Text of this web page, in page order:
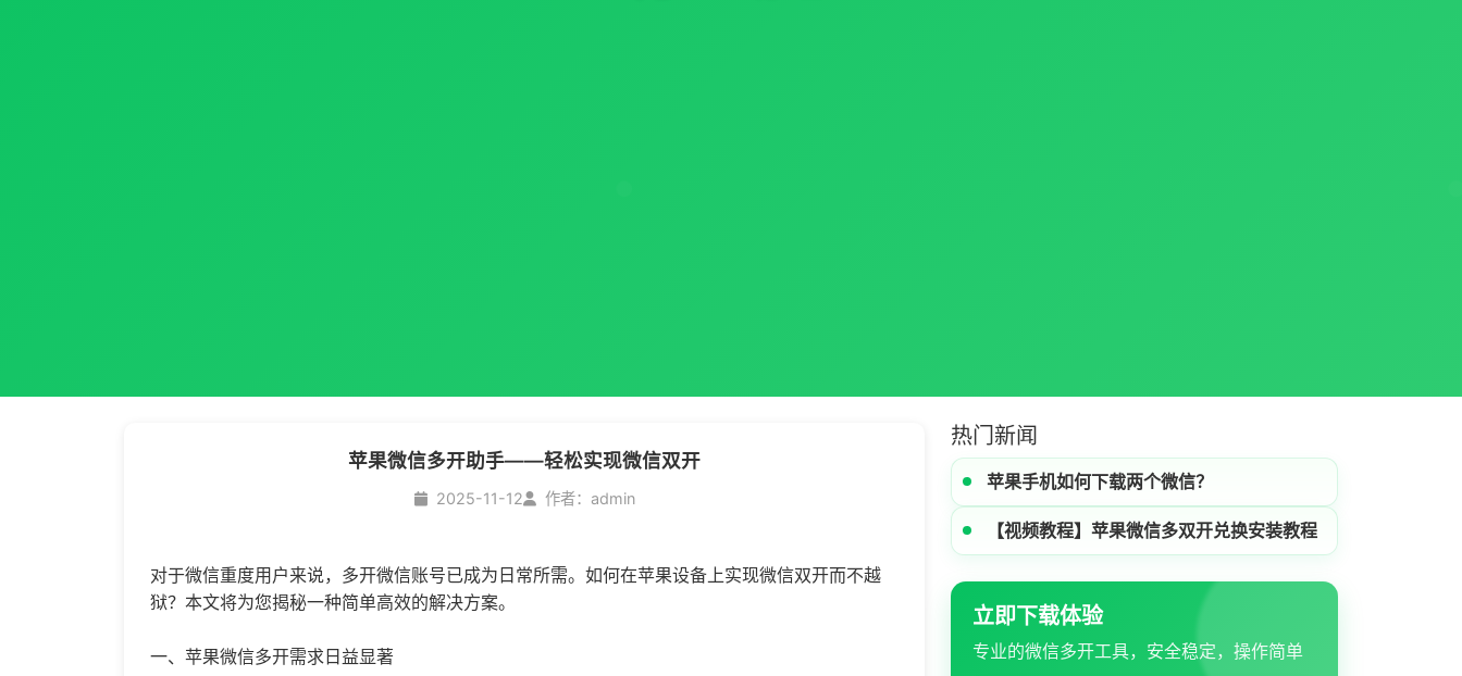
苹果微信多开助手——轻松实现微信双开
2025-11-12 作者：admin
对于微信重度用户来说，多开微信账号已成为日常所需。如何在苹果设备上实现微信双开而不越
狱？本文将为您揭秘一种简单高效的解决方案。
一、苹果微信多开需求日益显著
热门新闻
苹果手机如何下载两个微信？
【视频教程】苹果微信多双开兑换安装教程
立即下载体验
专业的微信多开工具，安全稳定，操作简单